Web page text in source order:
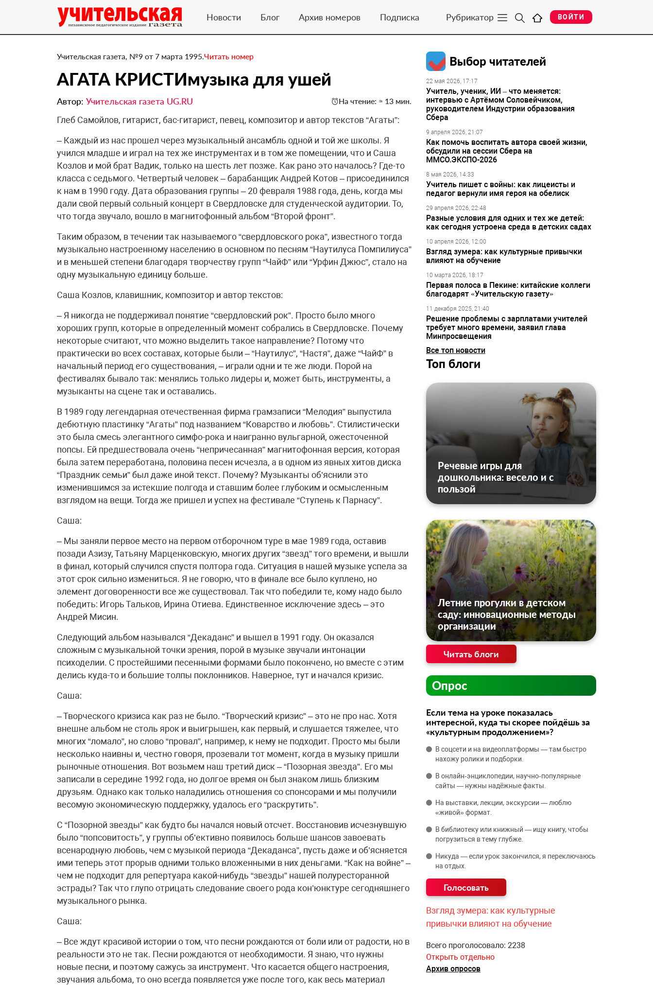
Новости Блог Архив номеров Подписка Рубрикатор ВОЙТИ
Учительская газета, №9 от 7 марта 1995.Читать номер
АГАТА КРИСТИмузыка для ушей
Автор: Учительская газета UG.RU На чтение: ≈ 13 мин.
Глеб Самойлов, гитарист, бас-гитарист, певец, композитор и автор текстов “Агаты”:
– Каждый из нас прошел через музыкальный ансамбль одной и той же школы. Я
учился младше и играл на тех же инструментах и в том же помещении, что и Саша
Козлов и мой брат Вадик, только на шесть лет позже. Как рано это началось? Где-то
класса с седьмого. Четвертый человек – барабанщик Андрей Котов – присоединился
к нам в 1990 году. Дата образования группы – 20 февраля 1988 года, день, когда мы
дали свой первый сольный концерт в Свердловске для студенческой аудитории. То,
что тогда звучало, вошло в магнитофонный альбом “Второй фронт”.
Таким образом, в течении так называемого “свердловского рока”, известного тогда
музыкально настроенному населению в основном по песням “Наутилуса Помпилиуса”
и в меньшей степени благодаря творчеству групп “ЧайФ” или “Урфин Джюс”, стало на
одну музыкальную единицу больше.
Саша Козлов, клавишник, композитор и автор текстов:
– Я никогда не поддерживал понятие “свердловский рок”. Просто было много
хороших групп, которые в определенный момент собрались в Свердловске. Почему
некоторые считают, что можно выделить такое направление? Потому что
практически во всех составах, которые были – “Наутилус”, “Настя”, даже “ЧайФ” в
начальный период его существования, – играли одни и те же люди. Порой на
фестивалях бывало так: менялись только лидеры и, может быть, инструменты, а
музыканты на сцене так и оставались.
В 1989 году легендарная отечественная фирма грамзаписи “Мелодия” выпустила
дебютную пластинку “Агаты” под названием “Коварство и любовь”. Стилистически
это была смесь элегантного симфо-рока и наигранно вульгарной, ожесточенной
попсы. Ей предшествовала очень “непричесанная” магнитофонная версия, которая
была затем переработана, половина песен исчезла, а в одном из явных хитов диска
“Праздник семьи” был даже иной текст. Почему? Музыканты об’яснили это
изменившимся за истекшие полгода и ставшим более глубоким и осмысленным
взглядом на вещи. Тогда же пришел и успех на фестивале “Ступень к Парнасу”.
Саша:
– Мы заняли первое место на первом отборочном туре в мае 1989 года, оставив
позади Азизу, Татьяну Марценковскую, многих других “звезд” того времени, и вышли
в финал, который случился спустя полтора года. Ситуация в нашей музыке успела за
этот срок сильно измениться. Я не говорю, что в финале все было куплено, но
элемент договоренности все же существовал. Так что победили те, кому надо было
победить: Игорь Тальков, Ирина Отиева. Единственное исключение здесь – это
Андрей Мисин.
Следующий альбом назывался “Декаданс” и вышел в 1991 году. Он оказался
сложным с музыкальной точки зрения, порой в музыке звучали интонации
психоделии. С простейшими песенными формами было покончено, но вместе с этим
делись куда-то и большие толпы поклонников. Наверное, тут и начался кризис.
Саша:
– Творческого кризиса как раз не было. “Творческий кризис” – это не про нас. Хотя
внешне альбом не столь ярок и выигрышен, как первый, и слушается тяжелее, что
многих “ломало”, но слово “провал”, например, к нему не подходит. Просто мы были
несколько наивны и, честно говоря, прозевали тот момент, когда в музыку пришли
рыночные отношения. Вот возьмем наш третий диск – “Позорная звезда”. Его мы
записали в середине 1992 года, но долгое время он был знаком лишь близким
друзьям. Однако как только наладились отношения со спонсорами и мы получили
весомую экономическую поддержку, удалось его “раскрутить”.
С “Позорной звезды” как будто бы начался новый отсчет. Восстановив исчезнувшую
было “попсовитость”, у группы об’ективно появилось больше шансов завоевать
всенародную любовь, чем с музыкой периода “Декаданса”, пусть даже и об’ясняется
ими теперь этот прорыв одними только вложенными в них деньгами. “Как на войне” –
чем не подходит для репертуара какой-нибудь “звезды” нашей полуресторанной
эстрады? Так что глупо отрицать следование своего рода кон’юнктуре сегодняшнего
музыкального рынка.
Саша:
– Все ждут красивой истории о том, что песни рождаются от боли или от радости, но в
реальности это не так. Песни рождаются от необходимости. Я знаю, что нужны
новые песни, и поэтому сажусь за инструмент. Что касается общего настроения,
звучания альбома, то оно всегда появляется уже после того, как весь материал
Выбор читателей
22 мая 2026, 17:17
Учитель, ученик, ИИ – что меняется:
интервью с Артёмом Соловейчиком,
руководителем Индустрии образования
Сбера
9 апреля 2026, 21:07
Как помочь воспитать автора своей жизни,
обсудили на сессии Сбера на
ММСО.ЭКСПО-2026
8 мая 2026, 14:33
Учитель пишет с войны: как лицеисты и
педагог вернули имя героя на обелиск
29 апреля 2026, 22:48
Разные условия для одних и тех же детей:
как сегодня устроена среда в детских садах
10 апреля 2026, 12:00
Взгляд зумера: как культурные привычки
влияют на обучение
10 марта 2026, 18:17
Первая полоса в Пекине: китайские коллеги
благодарят «Учительскую газету»
11 декабря 2025, 21:40
Решение проблемы с зарплатами учителей
требует много времени, заявил глава
Минпросвещения
Все топ новости
Топ блоги
Речевые игры для
дошкольника: весело и с
пользой
Летние прогулки в детском
саду: инновационные методы
организации
Читать блоги
Опрос
Если тема на уроке показалась
интересной, куда ты скорее пойдёшь за
«культурным продолжением»?
В соцсети и на видеоплатформы — там быстро
нахожу ролики и подборки.
В онлайн‑энциклопедии, научно‑популярные
сайты — нужны надёжные факты.
На выставки, лекции, экскурсии — люблю
«живой» формат.
В библиотеку или книжный — ищу книгу, чтобы
погрузиться в тему глубже.
Никуда — если урок закончился, я переключаюсь
на отдых.
Взгляд зумера: как культурные
привычки влияют на обучение
Всего проголосовало: 2238
Открыть отдельно
Архив опросов